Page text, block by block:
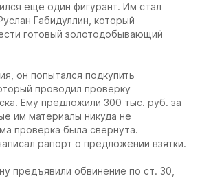
еще один фигурант. Им стал
Габидуллин, который
готовый золотодобывающий
он попытался подкупить
проводил проверку
Ему предложили 300 тыс. руб. за
им материалы никуда не
проверка была свернута.
рапорт о предложении взятки.
предъявили обвинение по ст. 30,